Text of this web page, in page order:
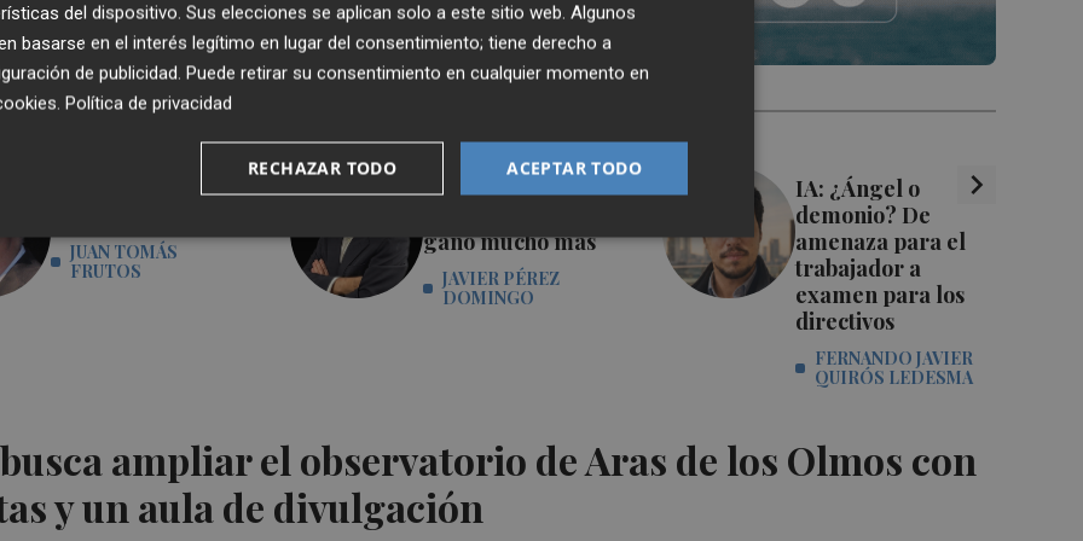
Con ternura y sin
JUAN TOMÁS
FRUTOS
España ganó el
ganó mucho más
JAVIER PÉREZ
DOMINGO
IA: ¿Ángel o
demonio? De
amenaza para el
trabajador a
examen para los
directivos
FERNANDO JAVIER
QUIRÓS LEDESMA
chevron_right
ampliar el observatorio de Aras de los Olmos con
y un aula de divulgación
del dispositivo. Sus elecciones se aplican solo a este sitio web. Algunos
basarse en el interés legítimo en lugar del consentimiento; tiene derecho a
de publicidad. Puede retirar su consentimiento en cualquier momento en
. Política de privacidad
ACEPTAR TODO
RECHAZAR TODO